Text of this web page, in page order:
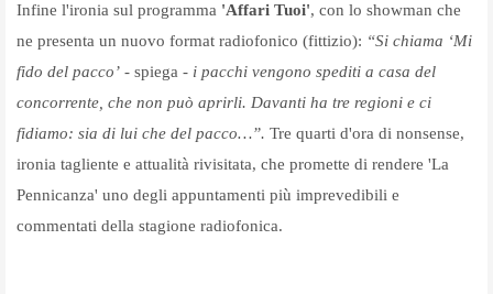
Infine l'ironia sul programma 'Affari Tuoi', con lo showman che
ne presenta un nuovo format radiofonico (fittizio): “Si chiama ‘Mi
fido del pacco’ - spiega - i pacchi vengono spediti a casa del
concorrente, che non può aprirli. Davanti ha tre regioni e ci
fidiamo: sia di lui che del pacco…”. Tre quarti d'ora di nonsense,
ironia tagliente e attualità rivisitata, che promette di rendere 'La
Pennicanza' uno degli appuntamenti più imprevedibili e
commentati della stagione radiofonica.